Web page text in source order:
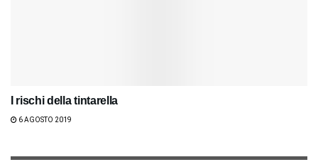
I rischi della tintarella
6 AGOSTO 2019